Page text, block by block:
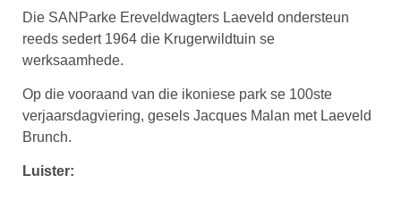
Die SANParke Ereveldwagters Laeveld ondersteun
reeds sedert 1964 die Krugerwildtuin se
werksaamhede.
Op die vooraand van die ikoniese park se 100ste
verjaarsdagviering, gesels Jacques Malan met Laeveld
Brunch.
Luister: